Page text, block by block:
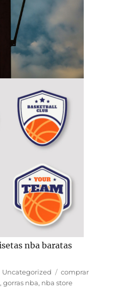
Categorías
Uncategorized Etiquetas
comprar
,gorras nba, nba store